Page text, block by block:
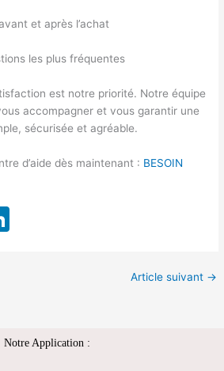
et après l’achat
les plus fréquentes
est notre priorité. Notre équipe
accompagner et vous garantir une
sécurisée et agréable.
d’aide dès maintenant : BESOIN
n
Article suivant →
Notre Application :